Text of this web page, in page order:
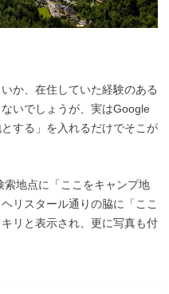
か、在住していた経験のある
いでしょうが、実はGoogle
する」を入れるだけでそこが
地点に「ここをキャンプ地
リスタール通りの脇に「ここ
リと表示され、更に写真も付